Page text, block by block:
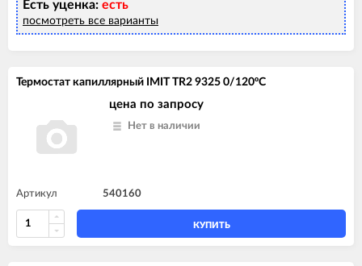
Есть уценка: есть
посмотреть все варианты
Термостат капиллярный IMIT TR2 9325 0/120ºС
цена по запросу
Нет в наличии
Артикул 540160
КУПИТЬ